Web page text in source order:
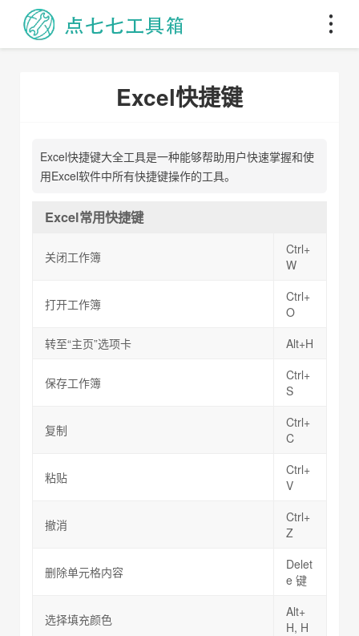
Excel快捷键
Excel快捷键大全工具是一种能够帮助用户快速掌握和使
用Excel软件中所有快捷键操作的工具。
Excel常用快捷键
关闭工作簿
Ctrl+
W
打开工作簿
Ctrl+
O
转至“主页”选项卡
Alt+H
保存工作簿
Ctrl+
S
复制
Ctrl+
C
粘贴
Ctrl+
V
撤消
Ctrl+
Z
删除单元格内容
Delet
e 键
选择填充颜色
Alt+
H, H